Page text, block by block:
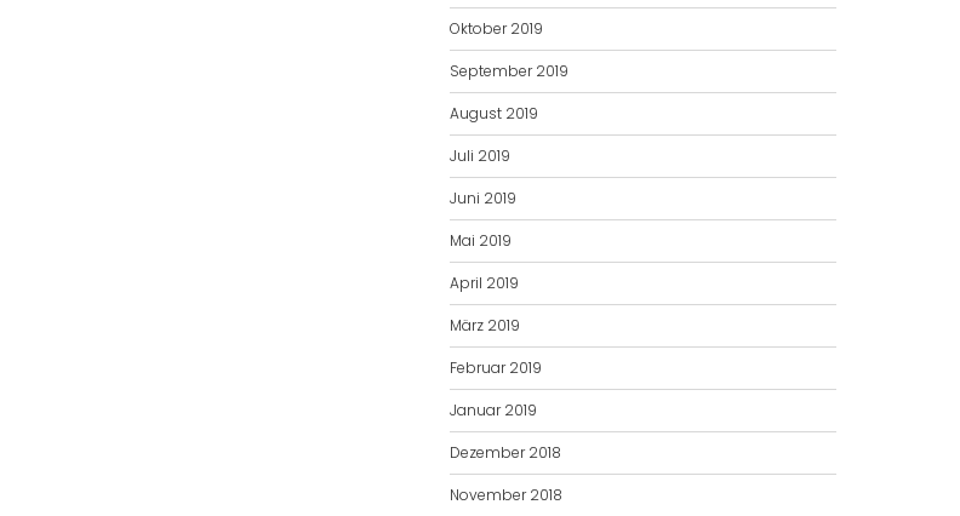
Oktober 2019
September 2019
August 2019
Juli 2019
Juni 2019
Mai 2019
April 2019
März 2019
Februar 2019
Januar 2019
Dezember 2018
November 2018